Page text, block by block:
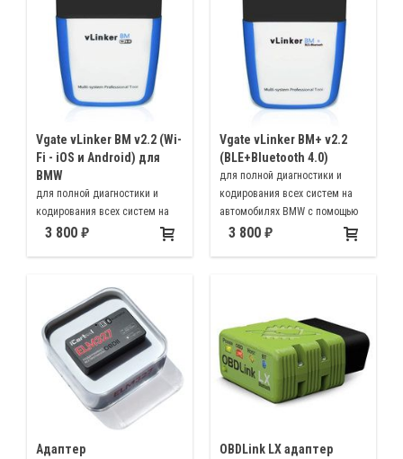
Vgate vLinker BM v2.2 (Wi-
Fi - iOS и Android) для
BMW
для полной диагностики и
кодирования всех систем на
автомобилях BMW с помощью
Windows устройствами.
3 800
Vgate vLinker BM+ v2.2
(BLE+Bluetooth 4.0)
для полной диагностики и
кодирования всех систем на
автомобилях BMW с помощью
программ BimmerCode и
3 800
Адаптер
OBDLink LX адаптер